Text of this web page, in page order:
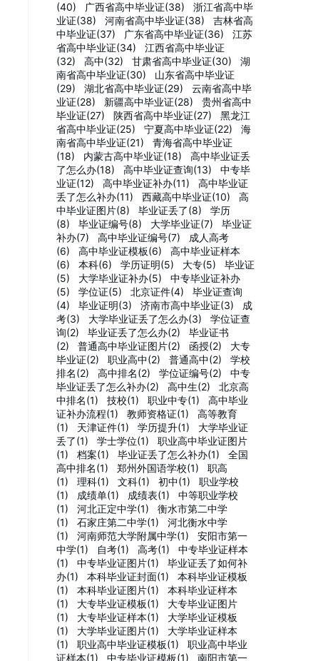
(40)
广西省高中毕业证(38)
浙江省高中毕
业证(38)
河南省高中毕业证(38)
吉林省高
中毕业证(37)
广东省高中毕业证(36)
江苏
省高中毕业证(34)
江西省高中毕业证
(32)
高中(32) 甘肃省高中毕业证(30)
湖
南省高中毕业证(30)
山东省高中毕业证
(29)
湖北省高中毕业证(29)
云南省高中毕
业证(28)
新疆高中毕业证(28)
贵州省高中
毕业证(27)
陕西省高中毕业证(27)
黑龙江
省高中毕业证(25)
宁夏高中毕业证(22)
海
南省高中毕业证(21)
青海省高中毕业证
(18)
内蒙古高中毕业证(18)
高中毕业证丢
了怎么办(18)
高中毕业证查询(13)
中专毕
业证(12)
高中毕业证补办(11)
高中毕业证
丢了怎么补办(11)
西藏高中毕业证(10)
高
中毕业证图片(8)
毕业证丢了(8)
学历
(8)
毕业证编号(8) 大学毕业证(7)
毕业证
补办(7)
高中毕业证编号(7)
成人高考
(6)
高中毕业证模板(6)
高中毕业证样本
(6)
本科(6) 学历证明(5) 大专(5)
毕业证
(5)
大学毕业证补办(5)
中专毕业证补办
(5)
学位证(5) 北京证件(4)
毕业证查询
(4)
毕业证明(3) 济南市高中毕业证(3)
成
考(3)
大学毕业证丢了怎么办(3)
学位证查
询(2)
毕业证丢了怎么办(2)
毕业证书
(2)
普通高中毕业证图片(2) 函授(2)
大专
毕业证(2)
职业高中(2) 普通高中(2)
学校
排名(2)
高中排名(2) 学位证编号(2)
中专
毕业证丢了怎么补办(2)
高中生(2)
北京高
中排名(1)
技校(1) 职业中专(1)
高中毕业
证补办流程(1)
教师资格证(1)
高等教育
(1)
天津证件(1) 学历提升(1)
大学毕业证
丢了(1)
学士学位(1)
职业高中毕业证图片
(1)
档案(1) 毕业证丢了怎么补办(1)
全国
高中排名(1)
郑州外国语学校(1)
职高
(1)
理科(1) 文科(1) 初中(1)
职业学校
(1)
成绩单(1) 成绩表(1)
中等职业学校
(1)
河北正定中学(1)
衡水市第二中学
(1)
石家庄第二中学(1)
河北衡水中学
(1)
河南师范大学附属中学(1)
安阳市第一
中学(1)
自考(1) 高考(1)
中专毕业证样本
(1)
中专毕业证图片(1)
毕业证丢了如何补
办(1)
本科毕业证封面(1)
本科毕业证模板
(1)
本科毕业证图片(1)
本科毕业证样本
(1)
大专毕业证模板(1)
大专毕业证图片
(1)
大专毕业证样本(1)
大学毕业证模板
(1)
大学毕业证图片(1)
大学毕业证样本
(1)
职业高中毕业证模板(1)
职业高中毕业
证样本(1)
中专毕业证模板(1) 南阳市第一